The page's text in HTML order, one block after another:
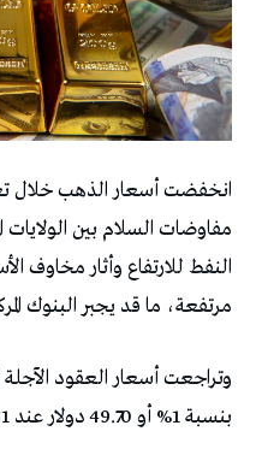
انخفضت أسعار الذهب خلال
مفاوضات السلام بين الولايات
النفط للارتفاع وأثار مخاوف
مرتفعة، ما قد يجبر البنوك
وتراجعت أسعار العقود
بنسبة 1% أو 49.70 دولار عند 4681 دولارًا للأوقية